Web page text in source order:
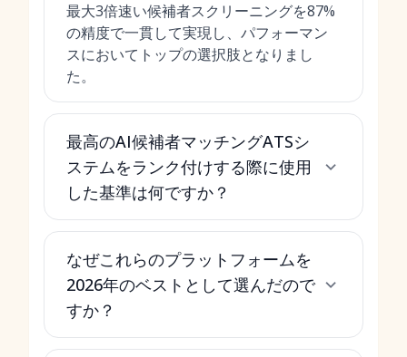
最大3倍速い候補者スクリーニングを87%
の精度で一貫して実現し、パフォーマン
スにおいてトップの選択肢となりまし
た。
最高のAI候補者マッチングATSシ
ステムをランク付けする際に使用
した基準は何ですか？
なぜこれらのプラットフォームを
2026年のベストとして選んだので
すか？